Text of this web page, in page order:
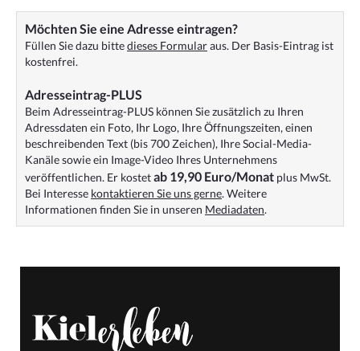
Möchten Sie eine Adresse eintragen?
Füllen Sie dazu bittedieses Formularaus. Der Basis-Eintrag ist
kostenfrei.
Adresseintrag-PLUS
Beim Adresseintrag-PLUS können Sie zusätzlich zu Ihren
Adressdaten ein Foto, Ihr Logo, Ihre Öffnungszeiten, einen
beschreibenden Text (bis 700 Zeichen), Ihre Social-Media-
Kanäle sowie ein Image-Video Ihres Unternehmens
veröffentlichen. Er kostetab 19,90 Euro/Monat plus MwSt.
Bei Interesse kontaktieren Sie uns gerne. Weitere
Informationen finden Sie in unseren Mediadaten.